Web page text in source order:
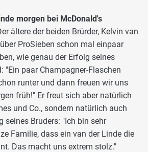
morgen bei McDonald's
ältere der beiden Brürder, Kelvin van
ProSieben schon mal einpaar
wie genau der Erfolg seines
"Ein paar Champagner-Flaschen
runter und dann freuen wir uns
früh!" Er freut sich aber natürlich
und Co., sondern natürlich auch
seines Bruders: "Ich bin sehr
Familie, dass ein van der Linde die
Das macht uns extrem stolz."